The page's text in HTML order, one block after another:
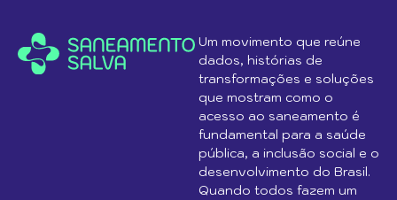
Um movimento que reúne
dados, histórias de
transformações e soluções
que mostram como o
acesso ao saneamento é
fundamental para a saúde
pública, a inclusão social e o
desenvolvimento do Brasil.
Quando todos fazem um